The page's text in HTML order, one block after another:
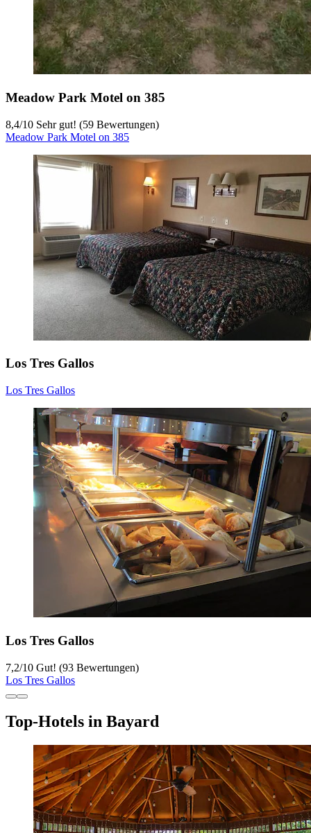
Meadow Park Motel on 385
8,4/10 Sehr gut! (59 Bewertungen)
Meadow Park Motel on 385
Los Tres Gallos
Los Tres Gallos
Los Tres Gallos
7,2/10 Gut! (93 Bewertungen)
Los Tres Gallos
Top-Hotels in Bayard